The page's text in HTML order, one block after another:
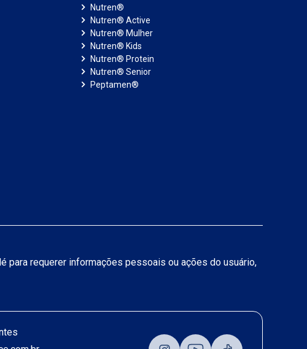
Nutren®
Nutren® Active
Nutren® Mulher
Nutren® Kids
Nutren® Protein
Nutren® Senior
Peptamen®
para requerer informações pessoais ou ações do usuário,